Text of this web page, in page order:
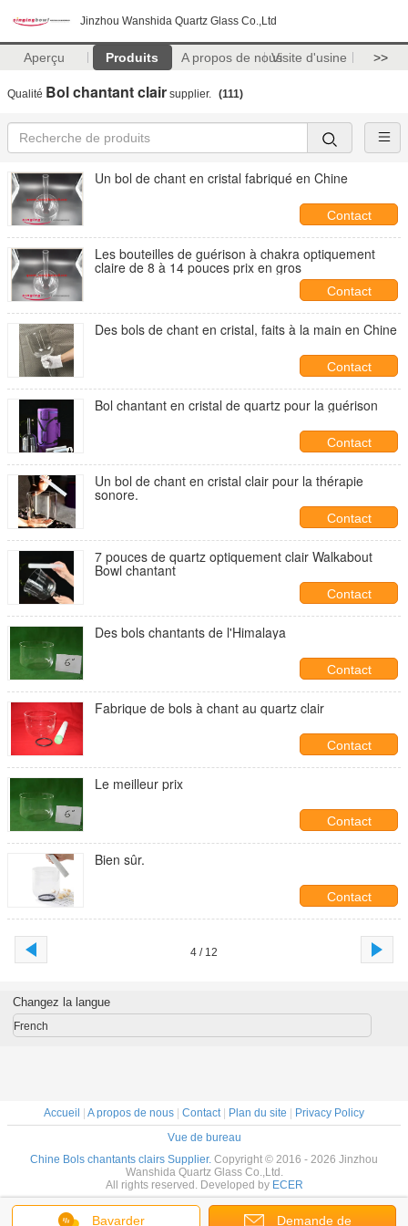
Jinzhou Wanshida Quartz Glass Co.,Ltd
Aperçu Produits A propos de nousVisite d'usine >>
Qualité Bol chantant clair supplier. (111)
Un bol de chant en cristal fabriqué en Chine
Contact
Les bouteilles de guérison à chakra optiquement
claire de 8 à 14 pouces prix en gros
Contact
Des bols de chant en cristal, faits à la main en Chine
Contact
Bol chantant en cristal de quartz pour la guérison
Contact
Un bol de chant en cristal clair pour la thérapie
sonore.
Contact
7 pouces de quartz optiquement clair Walkabout
Bowl chantant
Contact
Des bols chantants de l'Himalaya
Contact
Fabrique de bols à chant au quartz clair
Contact
Le meilleur prix
Contact
Bien sûr.
Contact
4 / 12
Bavarder Demande de
Changez la langue
French
Accueil A propos de nous Contact| Plan du site
Privacy Policy
Vue de bureau
Chine Bols chantants clairs Supplier. Copyright © 2016 - 2026 Jinzhou
Wanshida Quartz Glass Co.,Ltd.
All rights reserved. Developed by ECER